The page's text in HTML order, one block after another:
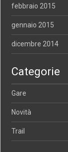
febbraio 2015
gennaio 2015
dicembre 2014
Categorie
Gare
Novità
Trail